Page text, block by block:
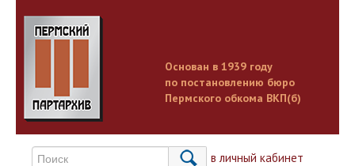
Основан в 1939 году
по постановлению бюро
Пермского обкома ВКП(б)
Вход в личный кабинет